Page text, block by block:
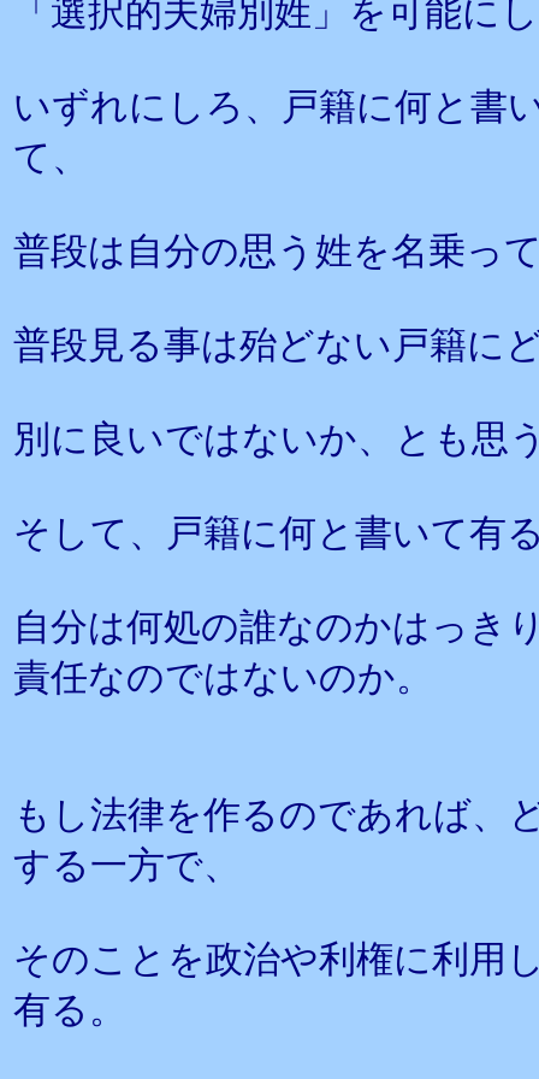
「選択的夫婦別姓」を可能に
いずれにしろ、戸籍に何と書
て、
普段は自分の思う姓を名乗っ
普段見る事は殆どない戸籍に
別に良いではないか、とも思
そして、戸籍に何と書いて有
自分は何処の誰なのかはっき
責任なのではないのか。
もし法律を作るのであれば、
する一方で、
そのことを政治や利権に利用
有る。